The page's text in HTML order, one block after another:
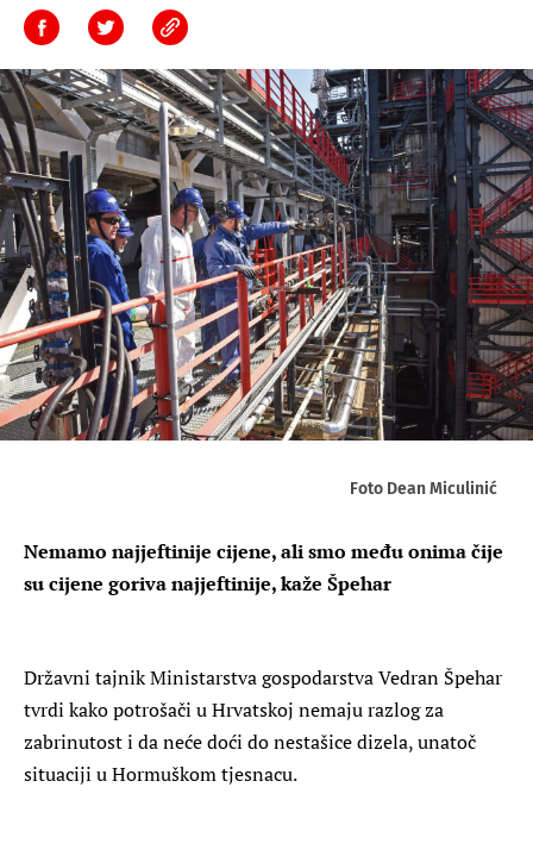
Foto Dean Miculinić
Nemamo najjeftinije cijene, ali smo među onima čije
su cijene goriva najjeftinije, kaže Špehar
Državni tajnik Ministarstva gospodarstva Vedran Špehar
tvrdi kako potrošači u Hrvatskoj nemaju razlog za
zabrinutost i da neće doći do nestašice dizela, unatoč
situaciji u Hormuškom tjesnacu.